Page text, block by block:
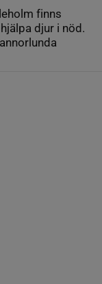
finns
djur i nöd.